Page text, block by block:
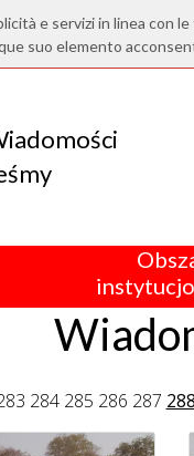
e servizi in linea con
suo elemento
284 285 286 287 288